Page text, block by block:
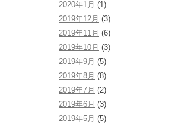
2020年1月 (1)
2019年12月 (3)
2019年11月 (6)
2019年10月 (3)
2019年9月 (5)
2019年8月 (8)
2019年7月 (2)
2019年6月 (3)
2019年5月 (5)